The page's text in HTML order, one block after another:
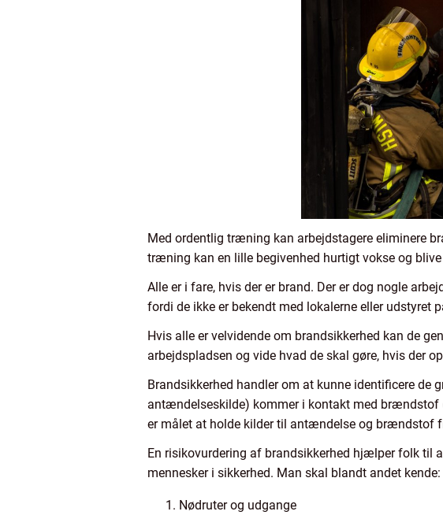
Med ordentlig træning kan arbejdstagere eliminere
træning kan en lille begivenhed hurtigt vokse og
Alle er i fare, hvis der er brand. Der er dog nogle
fordi de ikke er bekendt med lokalerne eller udstyret
Hvis alle er velvidende om brandsikkerhed kan de
arbejdspladsen og vide hvad de skal gøre, hvis der
Brandsikkerhed handler om at kunne identificere de
antændelseskilde) kommer i kontakt med brændstof
er målet at holde kilder til antændelse og brændstof
En risikovurdering af brandsikkerhed hjælper folk til
mennesker i sikkerhed. Man skal blandt andet kende:
Nødruter og udgange